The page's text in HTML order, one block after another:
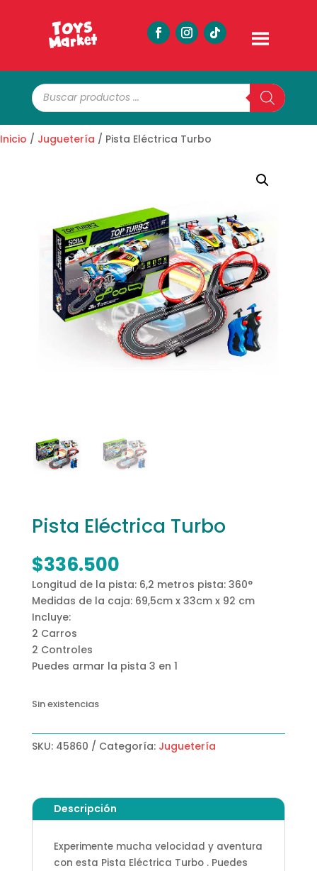
Búsqueda
de
productos
Inicio / Juguetería / Pista Eléctrica Turbo
Pista Eléctrica Turbo
$336.500
Longitud de la pista: 6,2 metros pista: 360°
Medidas de la caja: 69,5cm x 33cm x 92 cm
Incluye:
2 Carros
2 Controles
Puedes armar la pista 3 en 1
Sin existencias
SKU: 45860 Categoría: Juguetería
Descripción
Experimente mucha velocidad y aventura
con esta Pista Eléctrica Turbo . Puedes